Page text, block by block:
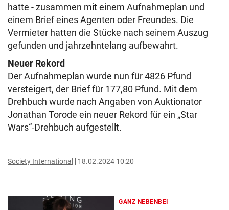
hatte - zusammen mit einem Aufnahmeplan und
einem Brief eines Agenten oder Freundes. Die
Vermieter hatten die Stücke nach seinem Auszug
gefunden und jahrzehntelang aufbewahrt.
Neuer Rekord
Der Aufnahmeplan wurde nun für 4826 Pfund
versteigert, der Brief für 177,80 Pfund. Mit dem
Drehbuch wurde nach Angaben von Auktionator
Jonathan Torode ein neuer Rekord für ein „Star
Wars“-Drehbuch aufgestellt.
Society International 18.02.2024 10:20
GANZ NEBENBEI